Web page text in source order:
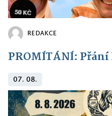
REDAKCE
PROMÍTÁNÍ:
07. 08.